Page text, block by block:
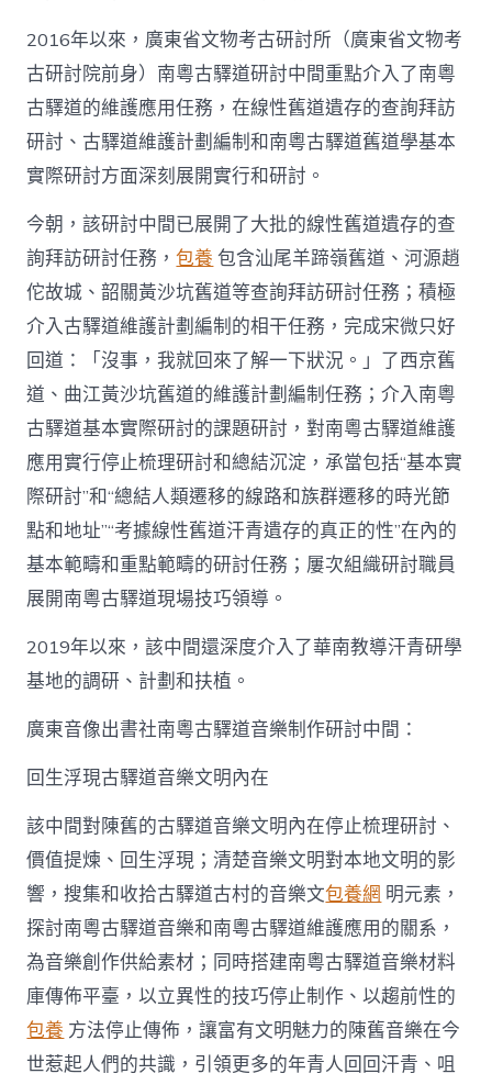
2016年以來，廣東省文物考古研討所（廣東省文物考
古研討院前身）南粵古驛道研討中間重點介入了南粵
古驛道的維護應用任務，在線性舊道遺存的查詢拜訪
研討、古驛道維護計劃編制和南粵古驛道舊道學基本
實際研討方面深刻展開實行和研討。
今朝，該研討中間已展開了大批的線性舊道遺存的查
詢拜訪研討任務，包養 包含汕尾羊蹄嶺舊道、河源趙
佗故城、韶關黃沙坑舊道等查詢拜訪研討任務；積極
介入古驛道維護計劃編制的相干任務，完成宋微只好
回道：「沒事，我就回來了解一下狀況。」了西京舊
道、曲江黃沙坑舊道的維護計劃編制任務；介入南粵
古驛道基本實際研討的課題研討，對南粵古驛道維護
應用實行停止梳理研討和總結沉淀，承當包括“基本實
際研討”和“總結人類遷移的線路和族群遷移的時光節
點和地址”“考據線性舊道汗青遺存的真正的性”在內的
基本範疇和重點範疇的研討任務；屢次組織研討職員
展開南粵古驛道現場技巧領導。
2019年以來，該中間還深度介入了華南教導汗青研學
基地的調研、計劃和扶植。
廣東音像出書社南粵古驛道音樂制作研討中間：
回生浮現古驛道音樂文明內在
該中間對陳舊的古驛道音樂文明內在停止梳理研討、
價值提煉、回生浮現；清楚音樂文明對本地文明的影
響，搜集和收拾古驛道古村的音樂文包養網 明元素，
探討南粵古驛道音樂和南粵古驛道維護應用的關系，
為音樂創作供給素材；同時搭建南粵古驛道音樂材料
庫傳佈平臺，以立異性的技巧停止制作、以趨前性的
包養 方法停止傳佈，讓富有文明魅力的陳舊音樂在今
世惹起人們的共識，引領更多的年青人回回汗青、咀